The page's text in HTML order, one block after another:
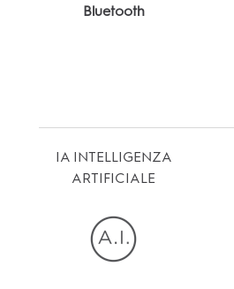
Bluetooth
IA INTELLIGENZA
ARTIFICIALE